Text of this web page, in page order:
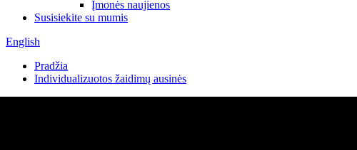
Įmonės naujienos
Susisiekite su mumis
English
Pradžia
Individualizuotos žaidimų ausinės